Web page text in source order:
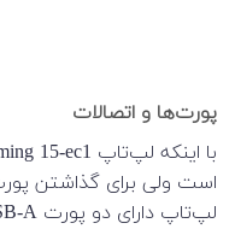
پورت‌ها و اتصالات
است ولی برای گذاشتن